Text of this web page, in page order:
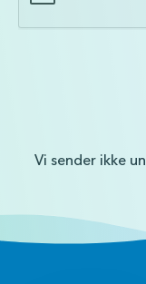
Vi sender ikke